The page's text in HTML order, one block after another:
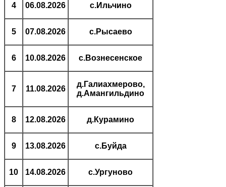
4 06.08.2026 с.Ильчино
5 07.08.2026 с.Рысаево
6 10.08.2026 с.Вознесенское
7 11.08.2026
д.Галиахмерово,
д.Амангильдино
8 12.08.2026 д.Курамино
9 13.08.2026 с.Буйда
10 14.08.2026 с.Ургуново